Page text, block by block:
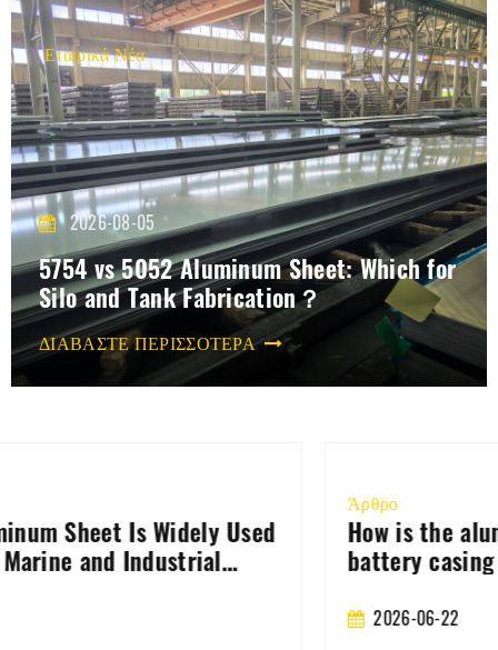
Εταιρικά Νέα
5754 vs 5052 Aluminum Sheet: Which for
Silo and Tank Fabrication？
2026-08-05
ΔΙΑΒΑΣΤΕ ΠΕΡΙΣΣΟΤΕΡΑ
How is the aluminum coil for the 3003
battery casing produced?